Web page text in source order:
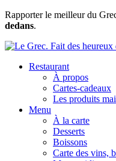
Rapporter le meilleur du
dedans.
Restaurant
À propos
Cartes-cadeaux
Les produits
Menu
À la carte
Desserts
Boissons
Carte des vins,